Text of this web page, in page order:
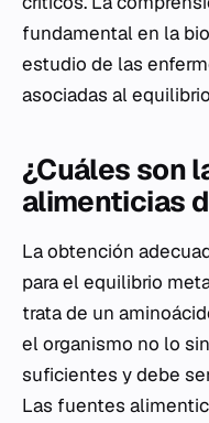
fundamental en la
estudio de las
asociadas al
¿Cuáles son
alimenticias
La obtención
para el equilibrio
trata de un
el organismo no lo
suficientes y debe
Las fuentes